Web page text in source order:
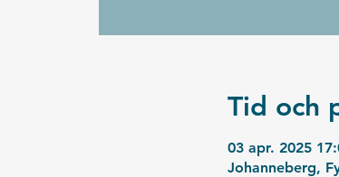
Tid och
03 apr. 2025
Johanneberg,